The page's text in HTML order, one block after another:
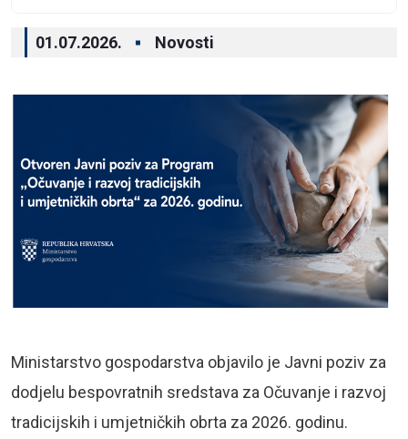
01.07.2026. Novosti
Ministarstvo gospodarstva objavilo je Javni poziv za
dodjelu bespovratnih sredstava za Očuvanje i razvoj
tradicijskih i umjetničkih obrta za 2026. godinu.